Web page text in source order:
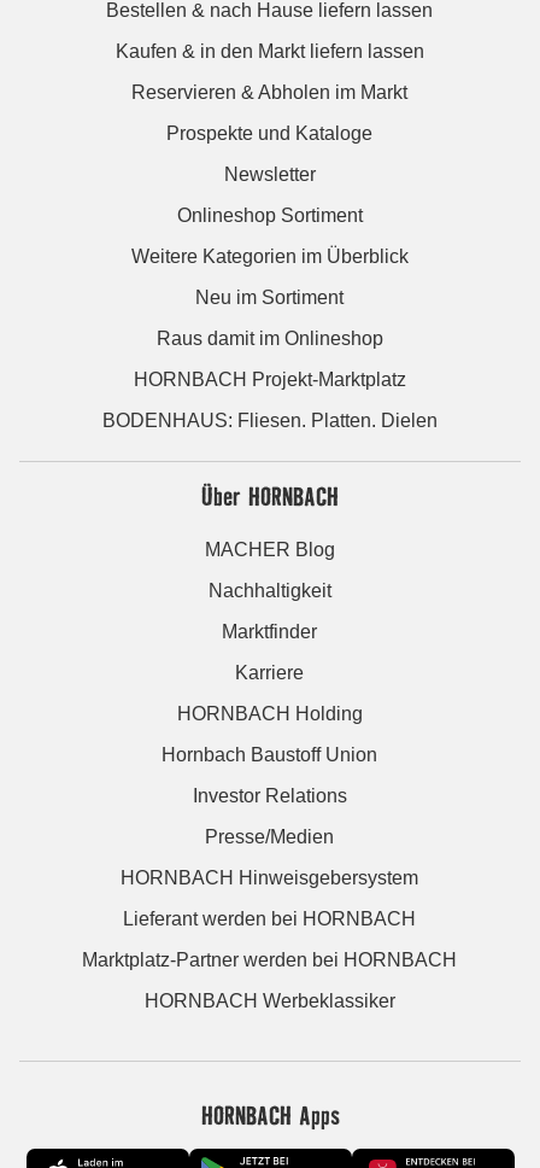
Bestellen & nach Hause liefern lassen
Kaufen & in den Markt liefern lassen
Reservieren & Abholen im Markt
Prospekte und Kataloge
Newsletter
Onlineshop Sortiment
Weitere Kategorien im Überblick
Neu im Sortiment
Raus damit im Onlineshop
HORNBACH Projekt-Marktplatz
BODENHAUS: Fliesen. Platten. Dielen
Über HORNBACH
MACHER Blog
Nachhaltigkeit
Marktfinder
Karriere
HORNBACH Holding
Hornbach Baustoff Union
Investor Relations
Presse/Medien
HORNBACH Hinweisgebersystem
Lieferant werden bei HORNBACH
Marktplatz-Partner werden bei HORNBACH
HORNBACH Werbeklassiker
HORNBACH Apps